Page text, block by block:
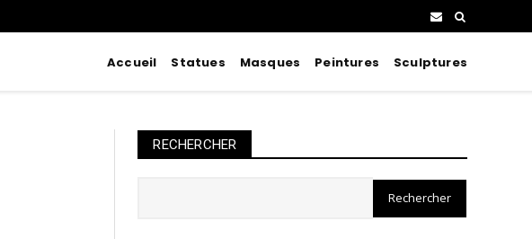
Accueil Statues Masques Peintures Sculptures
RECHERCHER